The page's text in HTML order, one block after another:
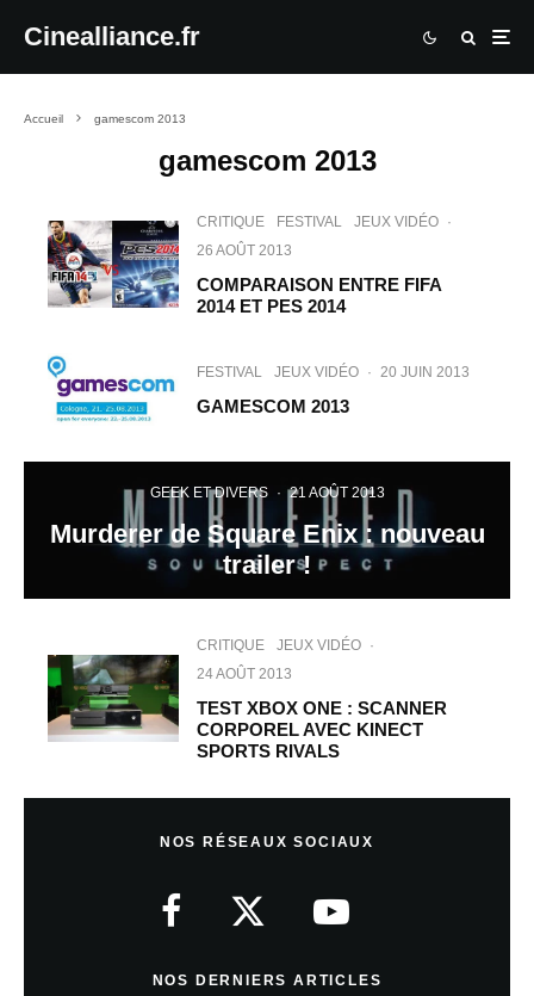
Cinealliance.fr
Accueil gamescom 2013
gamescom 2013
CRITIQUE FESTIVAL JEUX VIDÉO ·
26 AOÛT 2013
COMPARAISON ENTRE FIFA
2014 ET PES 2014
FESTIVAL JEUX VIDÉO · 20 JUIN 2013
GAMESCOM 2013
GEEK ET DIVERS · 21 AOÛT 2013
Murderer de Square Enix : nouveau
trailer !
CRITIQUE JEUX VIDÉO ·
24 AOÛT 2013
TEST XBOX ONE : SCANNER
CORPOREL AVEC KINECT
SPORTS RIVALS
NOS RÉSEAUX SOCIAUX
NOS DERNIERS ARTICLES